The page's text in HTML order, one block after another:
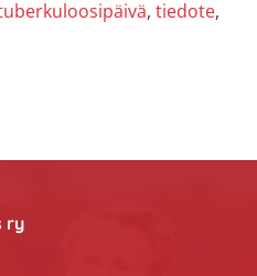
, tiedote,
ry